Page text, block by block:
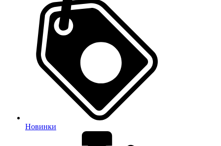
Новинки